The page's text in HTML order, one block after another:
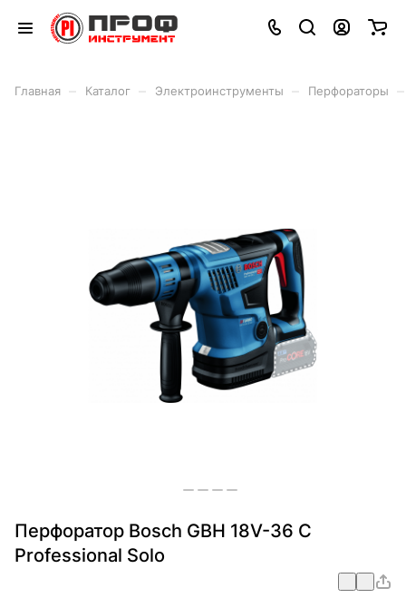
Главная Каталог Электроинструменты Перфораторы
Перфоратор Bosch GBH 18V-36 C
Professional Solo